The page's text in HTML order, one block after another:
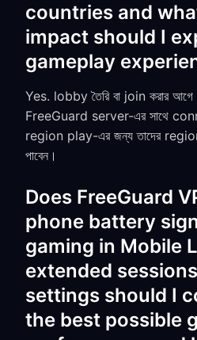
countries and
impact should I
gameplay
Yes. lobby তৈরি বা join করার
FreeGuard server-এর সাথে
region play-এর জন্য তাদের
পাবেন।
Does FreeGuard
phone battery
gaming in Mobile
extended
settings should I
the best possible